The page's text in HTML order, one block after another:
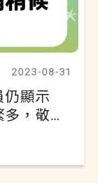
2023-08-31
仍顯示
，敬請